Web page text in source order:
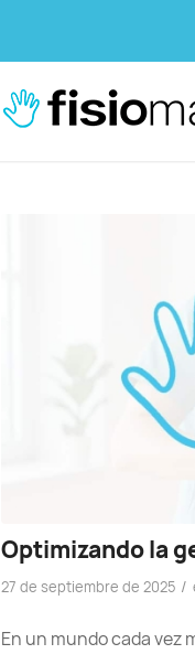
Optimizando la
27 de septiembre de 2025 /
En un mundo cada vez